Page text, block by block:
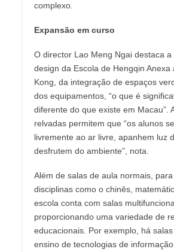
complexo.
Expansão em curso
O director Lao Meng Ngai destaca
design da Escola de Hengqin Anexa
Kong, da integração de espaços
dos equipamentos, “o que é
diferente do que existe em Macau”.
relvadas permitem que “os alunos
livremente ao ar livre, apanhem luz
desfrutem do ambiente”, nota.
Além de salas de aula normais,
disciplinas como o chinês,
escola conta com salas
proporcionando uma variedade de
educacionais. Por exemplo, há
ensino de tecnologias de